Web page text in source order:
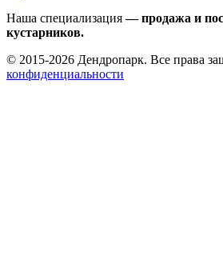
Наша специализация— продажа и
кустарников.
© 2015-2026 Дендропарк. Все права
конфиденциальности